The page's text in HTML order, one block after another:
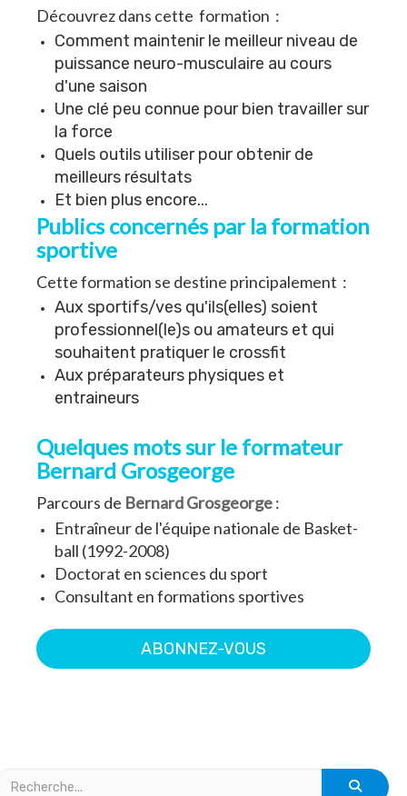
Découvrez dans cette formation :
Comment maintenir le meilleur niveau de
puissance neuro-musculaire au cours
d'une saison
Une clé peu connue pour bien travailler sur
la force
Quels outils utiliser pour obtenir de
meilleurs résultats
Et bien plus encore...
Publics concernés par la formation
sportive
Cette formation se destine principalement :
Aux sportifs/ves qu'ils(elles) soient
professionnel(le)s ou amateurs et qui
souhaitent pratiquer le crossfit
Aux préparateurs physiques et
entraineurs
Quelques mots sur le formateur
Bernard Grosgeorge
Parcours de Bernard Grosgeorge:
Entraîneur de l'équipe nationale de Basket-
ball (1992-2008)
Doctorat en sciences du sport
Consultant en formations sportives
ABONNEZ-VOUS